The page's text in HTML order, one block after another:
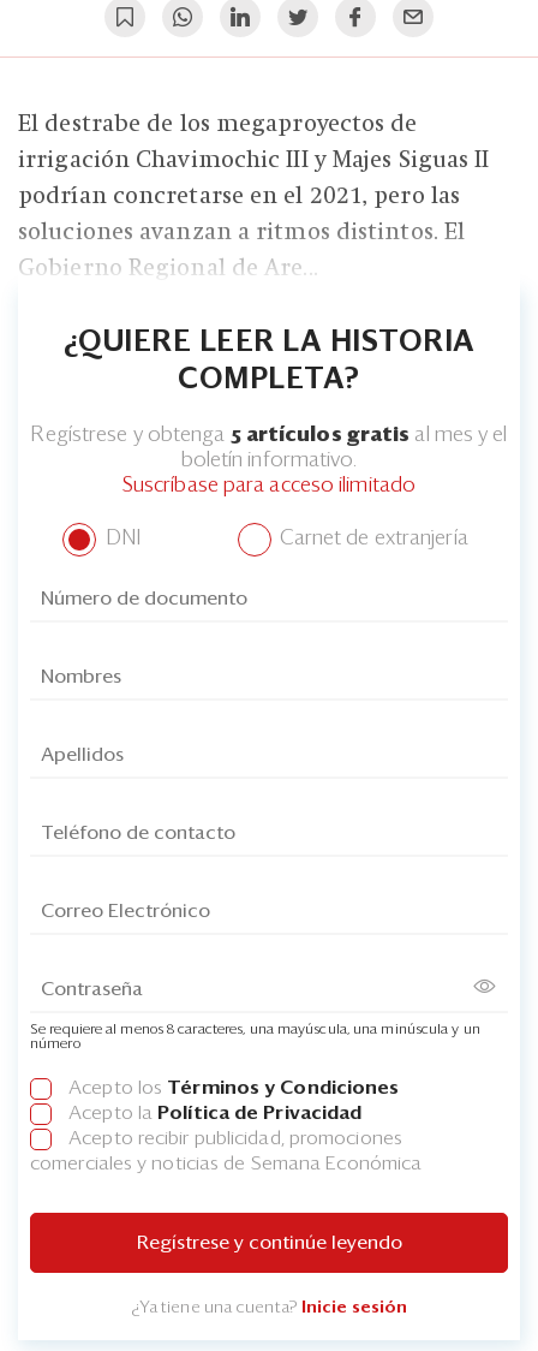
El destrabe de los megaproyectos de
irrigación Chavimochic III y Majes Siguas II
podrían concretarse en el 2021, pero las
soluciones avanzan a ritmos distintos. El
Gobierno Regional de Are...
¿QUIERE LEER LA HISTORIA
COMPLETA?
Regístrese y obtenga 5 artículos gratis al mes y el
boletín informativo.
Suscríbase para acceso ilimitado
DNI Carnet de extranjería
Se requiere al menos 8 caracteres, una mayúscula, una minúscula y un
número
Acepto los Términos y Condiciones
Acepto la Política de Privacidad
Acepto recibir publicidad, promociones
comerciales y noticias de Semana Económica
Regístrese y continúe leyendo
¿Ya tiene una cuenta? Inicie sesión